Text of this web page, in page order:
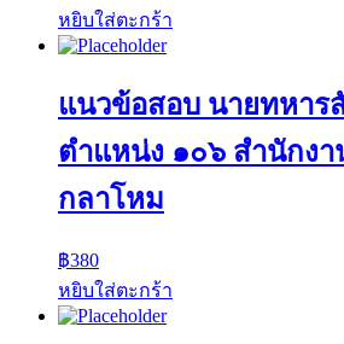
หยิบใส่ตะกร้า
แนวข้อสอบ นายทหา
ตำแหน่ง ๑๐๖ สำนักงา
กลาโหม
฿380
หยิบใส่ตะกร้า